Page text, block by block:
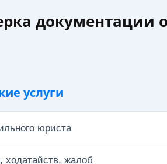
документации
услуги
юриста
ходатайств, жалоб